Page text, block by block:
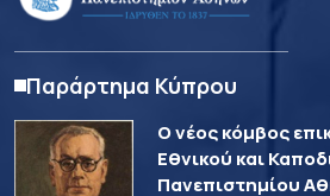
Παράρτημα Κύπρου
Ο νέος κόμβος
Εθνικού και
Πανεπιστημίου